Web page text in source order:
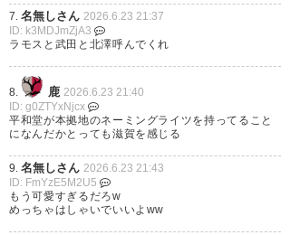
7. 名無しさん 2026.6.23 21:37
ID: k3MDJmZjA3
ラモスと武田と北澤呼んでくれ
8. 鹿 2026.6.23 21:40
ID: g0ZTYxNjcx
平和堂が本拠地のネーミングライツを持ってること
になんだかとっても滋賀を感じる
9. 名無しさん 2026.6.23 21:43
ID: FmYzE5M2U5
もう可愛すぎるだろw
めっちゃはしゃいでいいよww